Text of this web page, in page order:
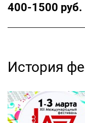
400-1500 руб.
История